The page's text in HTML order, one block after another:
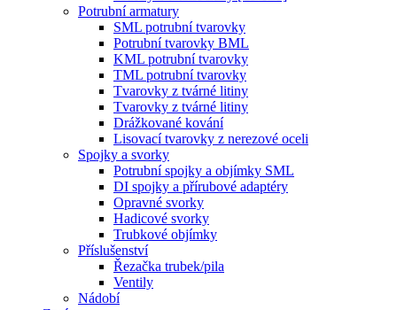
Potrubní armatury
SML potrubní tvarovky
Potrubní tvarovky BML
KML potrubní tvarovky
TML potrubní tvarovky
Tvarovky z tvárné litiny
Tvarovky z tvárné litiny
Drážkované kování
Lisovací tvarovky z nerezové oceli
Spojky a svorky
Potrubní spojky a objímky SML
DI spojky a přírubové adaptéry
Opravné svorky
Hadicové svorky
Trubkové objímky
Příslušenství
Řezačka trubek/pila
Ventily
Nádobí